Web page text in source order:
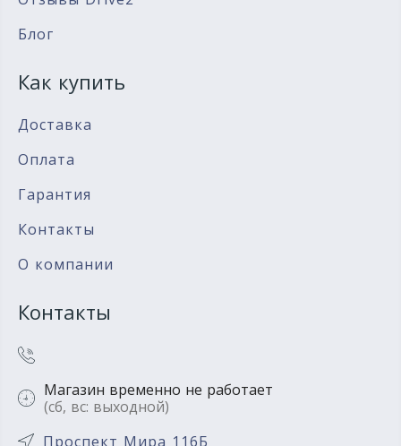
Блог
Как купить
Доставка
Оплата
Гарантия
Контакты
О компании
Контакты
Магазин временно не работает
(сб, вс: выходной)
Проспект Мира 116Б